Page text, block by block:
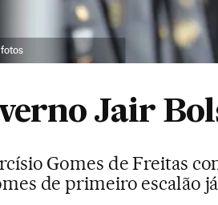
fotos
Jair
Gomes de Freitas
de primeiro escalão